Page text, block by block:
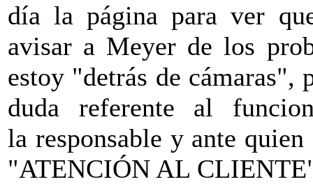
día la página para ver
avisar a Meyer de los
estoy "detrás de cámaras",
duda referente al
la responsable y ante
"ATENCIÓN AL